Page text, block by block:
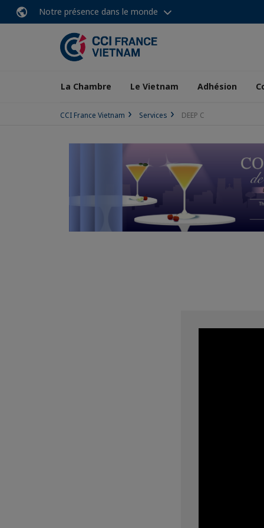
Notre présence dans le monde
La Chambre Le Vietnam Adhésion
CCI France Vietnam Services DEEP C